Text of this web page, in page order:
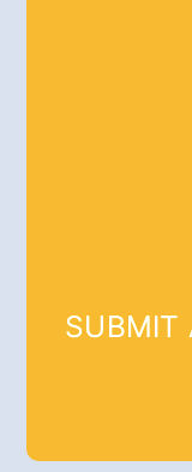
SUBMIT